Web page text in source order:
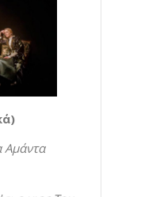
Αμάντα